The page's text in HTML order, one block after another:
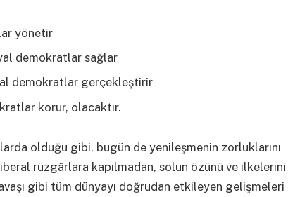
yönetir
demokratlar sağlar
demokratlar gerçekleştirir
korur, olacaktır.
olduğu gibi, bugün de yenileşmenin zorluklarını
rüzgârlara kapılmadan, solun özünü ve ilkelerini
gibi tüm dünyayı doğrudan etkileyen gelişmeleri